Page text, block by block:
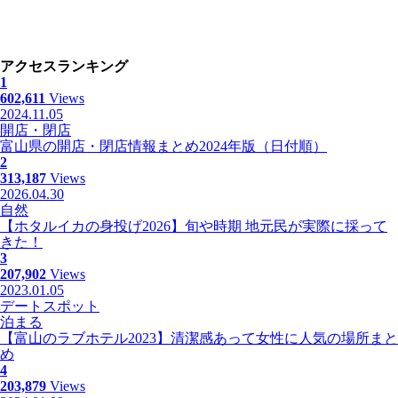
アクセスランキング
1
602,611 Views
2024.11.05
開店・閉店
富山県の開店・閉店情報まとめ2024年版（日付順）
2
313,187 Views
2026.04.30
自然
【ホタルイカの身投げ2026】旬や時期 地元民が実際に採って
きた！
3
207,902 Views
2023.01.05
デートスポット
泊まる
【富山のラブホテル2023】清潔感あって女性に人気の場所まと
め
4
203,879 Views